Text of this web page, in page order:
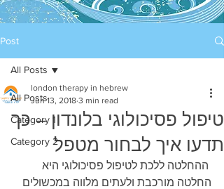
Post
All Posts
Category 1
Category 2
All Posts
טיפול פסיכולוגי בלונדון – כך
תדעו איך לבחור מטפל
london therapy in hebrew
Jun 13, 2018 3 min read
ההחלטה ללכת לטיפול פסיכולוגי היא
החלטה מורכבת ולעתים מלווה במכשולים